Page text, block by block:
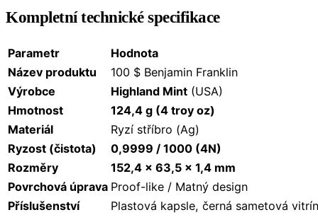
Kompletní technické specifikace
Parametr
Hodnota
Název produktu
100 $ Benjamin Franklin
Výrobce
Highland Mint (USA)
Hmotnost
124,4 g (4 troy oz)
Materiál
Ryzí stříbro (Ag)
Ryzost (čistota)
0,9999 / 1000 (4N)
Rozměry
152,4 x 63,5 x 1,4 mm
Povrchová úprava Proof-like / Matný design
Příslušenství
Plastová kapsle, černá sametová